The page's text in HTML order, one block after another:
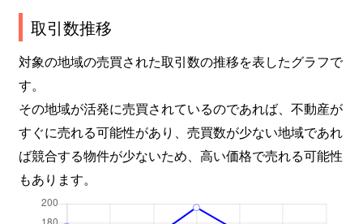
取引数推移
対象の地域の売買された取引数の推移を表したグラフで
す。
その地域が活発に売買されているのであれば、不動産が
すぐに売れる可能性があり、売買数が少ない地域であれ
ば競合する物件が少ないため、高い価格で売れる可能性
もあります。